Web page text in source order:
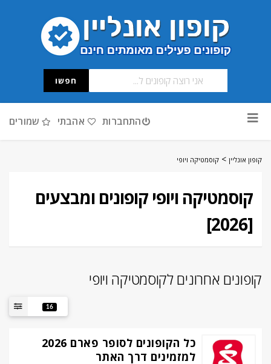
חפשו
לתוכן
שמורים אהבתי התחברות
קופון אונליין > קוסמטיקה ויופי
קוסמטיקה ויופי קופונים ומבצעים
[2026]
קופונים אחרונים לקוסמטיקה ויופי
16
כל הקופונים לסופר פארם 2026
למזמינים דרך האתר